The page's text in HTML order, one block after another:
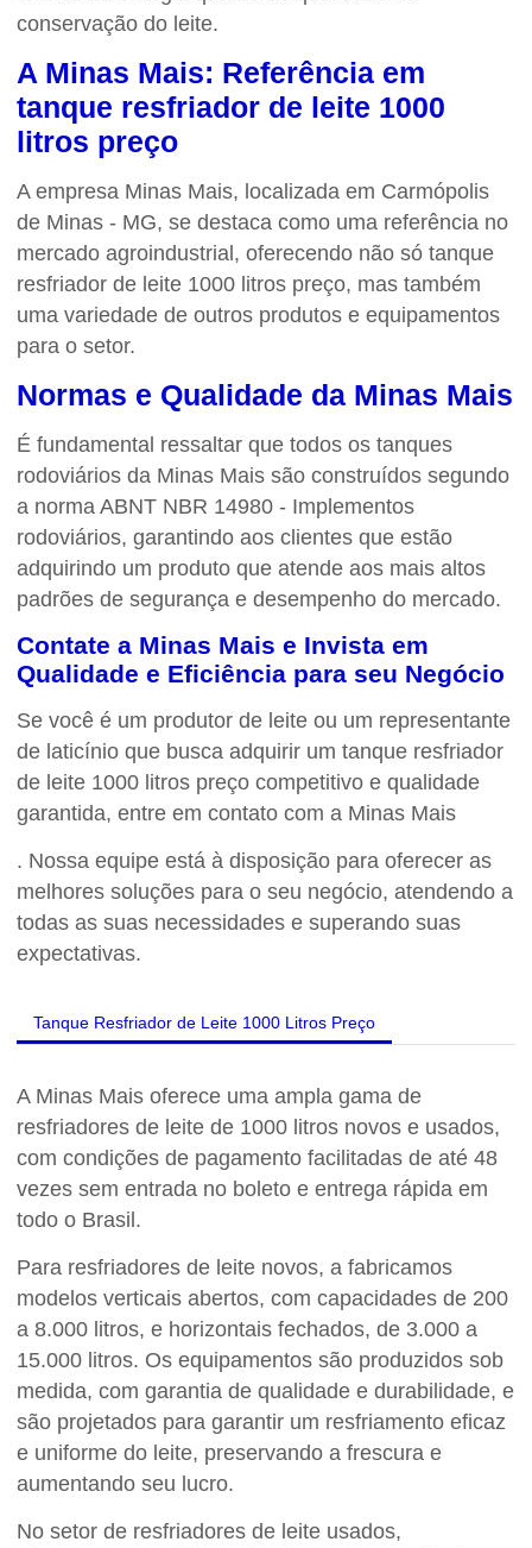
conservação do leite.
A Minas Mais: Referência em
tanque resfriador de leite 1000
litros preço
A empresa Minas Mais, localizada em Carmópolis
de Minas - MG, se destaca como uma referência no
mercado agroindustrial, oferecendo não só tanque
resfriador de leite 1000 litros preço, mas também
uma variedade de outros produtos e equipamentos
para o setor.
Normas e Qualidade da Minas Mais
É fundamental ressaltar que todos os tanques
rodoviários da Minas Mais são construídos segundo
a norma ABNT NBR 14980 - Implementos
rodoviários, garantindo aos clientes que estão
adquirindo um produto que atende aos mais altos
padrões de segurança e desempenho do mercado.
Contate a Minas Mais e Invista em
Qualidade e Eficiência para seu Negócio
Se você é um produtor de leite ou um representante
de laticínio que busca adquirir um tanque resfriador
de leite 1000 litros preço competitivo e qualidade
garantida, entre em contato com a Minas Mais
. Nossa equipe está à disposição para oferecer as
melhores soluções para o seu negócio, atendendo a
todas as suas necessidades e superando suas
expectativas.
Tanque Resfriador de Leite 1000 Litros Preço
A Minas Mais oferece uma ampla gama de
resfriadores de leite de 1000 litros novos e usados,
com condições de pagamento facilitadas de até 48
vezes sem entrada no boleto e entrega rápida em
todo o Brasil.
Para resfriadores de leite novos, a fabricamos
modelos verticais abertos, com capacidades de 200
a 8.000 litros, e horizontais fechados, de 3.000 a
15.000 litros. Os equipamentos são produzidos sob
medida, com garantia de qualidade e durabilidade, e
são projetados para garantir um resfriamento eficaz
e uniforme do leite, preservando a frescura e
aumentando seu lucro.
No setor de resfriadores de leite usados,